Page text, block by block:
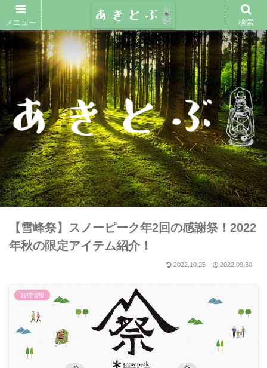
【雪峰祭】スノーピーク年2回の感謝祭！2022
年秋の限定アイテム紹介！
2022.10.25 2022.09.30
お得情報
メニュー 検索